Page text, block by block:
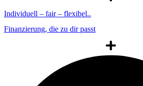
Individuell – fair – flexibel..
Finanzierung, die zu dir passt